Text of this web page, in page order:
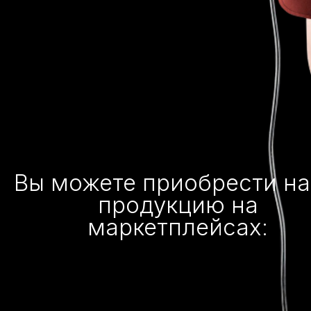
Вы можете приобрести
продукцию на
маркетплейсах: